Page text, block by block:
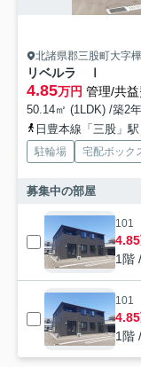
北諸県郡三股町大字
リベルラ Ⅰ
4.85万円 管理/共
50.14㎡ (1LDK) /築2
日豊本線「三股」
駐輪場 宅配ボック
募集中の部屋
101
1階
101
1階